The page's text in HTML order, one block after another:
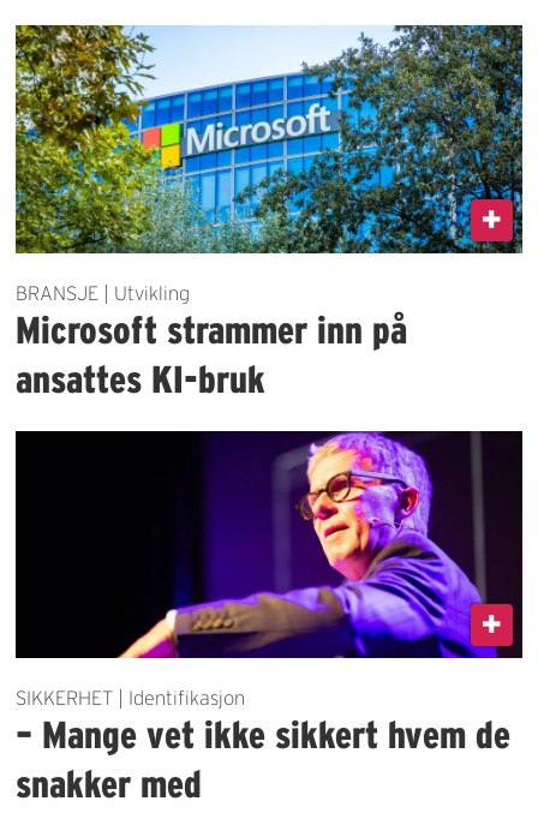
BRANSJE | Utvikling
Microsoft strammer inn på
ansattes KI-bruk
SIKKERHET | Identifikasjon
– Mange vet ikke sikkert hvem de
snakker med